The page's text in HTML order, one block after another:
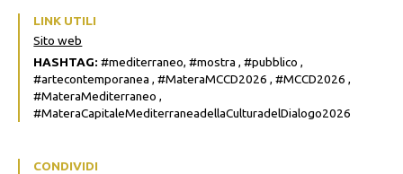
LINK UTILI
Sito web
HASHTAG: #mediterraneo, #mostra , #pubblico ,
#artecontemporanea , #MateraMCCD2026 , #MCCD2026 ,
#MateraMediterraneo ,
#MateraCapitaleMediterraneadellaCulturadelDialogo2026
CONDIVIDI